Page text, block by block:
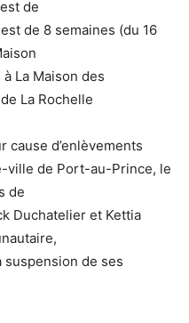
de
de 8 semaines (du 16
La Maison des
La Rochelle
cause d’enlèvements
ville de Port-au-Prince, le
de
Duchatelier et Kettia
suspension de ses